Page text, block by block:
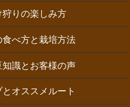
狩りの楽しみ方
食べ方と栽培方法
知識とお客様の声
とオススメルート